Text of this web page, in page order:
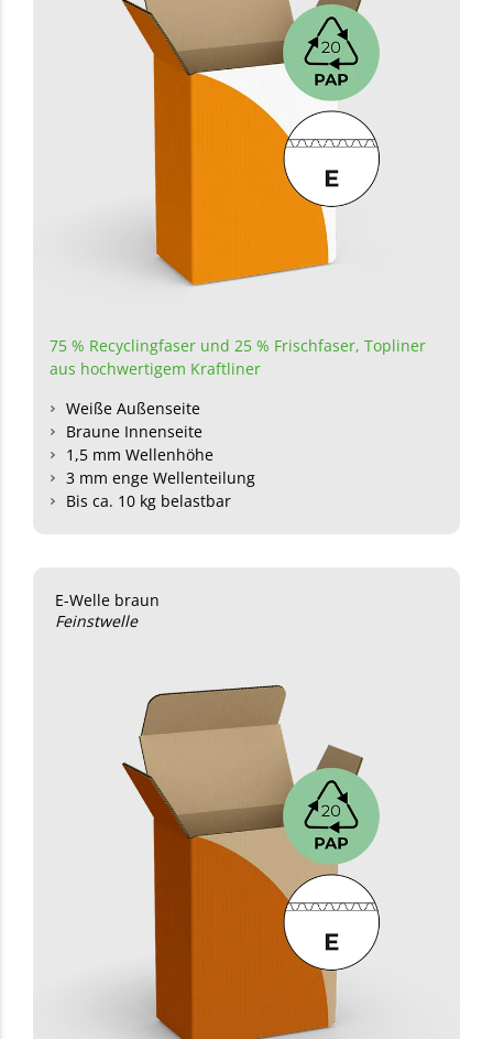
75 % Recyclingfaser und 25 % Frischfaser, Topliner
aus hochwertigem Kraftliner
Weiße Außenseite
Braune Innenseite
1,5 mm Wellenhöhe
3 mm enge Wellenteilung
Bis ca. 10 kg belastbar
E-Welle braun
Feinstwelle